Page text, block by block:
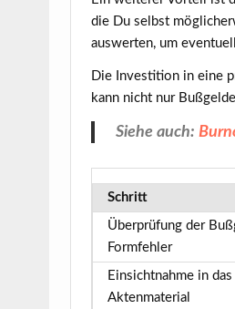
die Du selbst
auswerten, um
Die Investition in eine
kann nicht nur
Siehe auch:
Schritt
Überprüfung der
Formfehler
Einsichtnahme in
Aktenmaterial